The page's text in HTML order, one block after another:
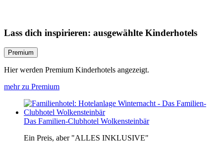
Lass dich inspirieren: ausgewählte Kinderhotels
Premium
Hier werden Premium Kinderhotels angezeigt.
mehr zu Premium
Das Familien-Clubhotel Wolkensteinbär
Ein Preis, aber "ALLES INKLUSIVE"